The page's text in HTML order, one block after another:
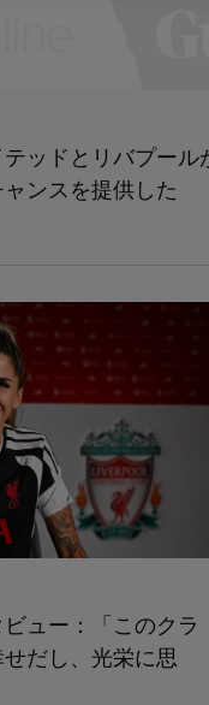
ッドとリバプー
ンスを提供した
ュー：「このクラ
だし、光栄に思